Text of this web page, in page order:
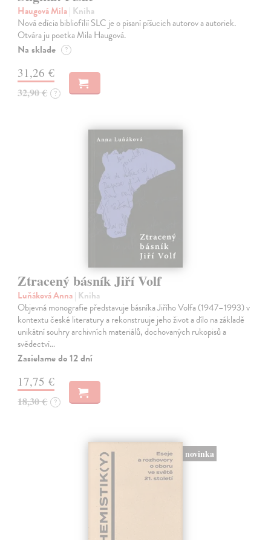
Haugová Mila| Kniha
Nová edícia bibliofílií SLC je o písaní píšucich autorov a autoriek.
Otvára ju poetka Mila Haugová.
Na sklade ?
31,26 €
32,90 € ?
Ztracený básník Jiří Volf
Luňáková Anna| Kniha
Objevná monografie představuje básníka Jiřího Volfa (1947–1993) v
kontextu české literatury a rekonstruuje jeho život a dílo na základě
unikátní souhry archivních materiálů, dochovaných rukopisů a
svědectví…
Zasielame do 12 dní
17,75 €
18,30 € ?
novinka